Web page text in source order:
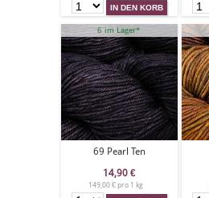
6 im Lager*
69 Pearl Ten
14,90 €
149,00 € pro 1 kg